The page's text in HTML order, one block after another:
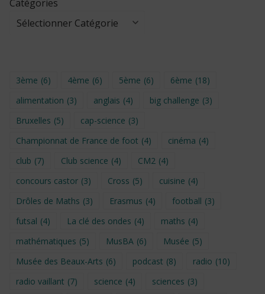
Catégories
3ème (6) 4ème (6) 5ème (6) 6ème (18)
alimentation (3) anglais (4) big challenge (3)
Bruxelles (5) cap-science (3)
Championnat de France de foot (4) cinéma (4)
club (7) Club science (4) CM2 (4)
concours castor (3) Cross (5) cuisine (4)
Drôles de Maths (3) Erasmus (4) football (3)
futsal (4) La clé des ondes (4) maths (4)
mathématiques (5) MusBA (6) Musée (5)
Musée des Beaux-Arts (6) podcast (8) radio (10)
radio vaillant (7) science (4) sciences (3)